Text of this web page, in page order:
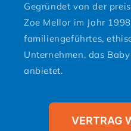
Gegründet von der
Zoe Mellor im Jahr
familiengeführtes,
Unternehmen, das
anbietet.
VERTRAG